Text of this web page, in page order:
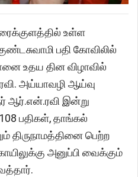
உள்ள
பதி கோவிலில்
உதய தின விழாவில்
அய்யாவழி ஆய்வு
ஆர்.என்.ரவி இன்று
பதிகள், தாங்கல்
திருநாமத்தினை பெற்ற
அனுப்பி வைக்கும்